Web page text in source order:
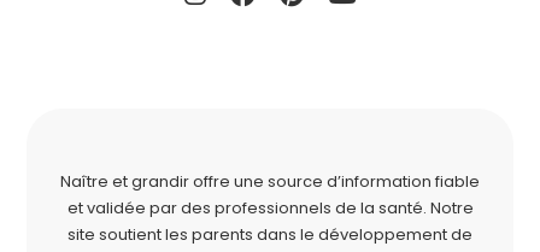
Naître et grandir offre une source d’information fiable
et validée par des professionnels de la santé. Notre
site soutient les parents dans le développement de